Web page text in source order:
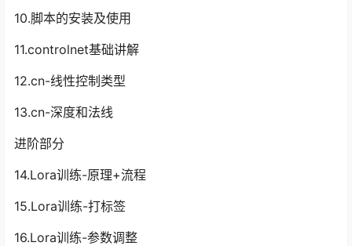
10.脚本的安装及使用
11.controlnet基础讲解
12.cn-线性控制类型
13.cn-深度和法线
进阶部分
14.Lora训练-原理+流程
15.Lora训练-打标签
16.Lora训练-参数调整